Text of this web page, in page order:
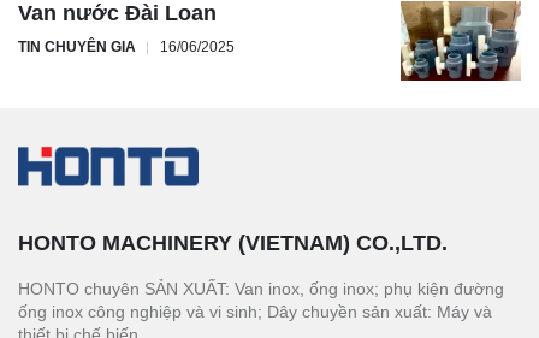
Van nước Đài Loan
TIN CHUYÊN GIA 16/06/2025
HONTO MACHINERY (VIETNAM) CO.,LTD.
HONTO chuyên SẢN XUẤT: Van inox, ống inox; phụ kiện đường
ống inox công nghiệp và vi sinh; Dây chuyền sản xuất: Máy và